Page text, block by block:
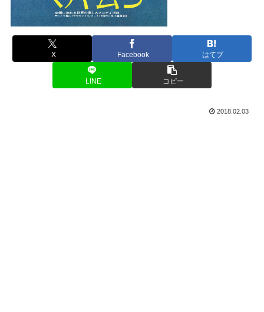
X Facebook はてブ
LINE コピー
2018.02.03